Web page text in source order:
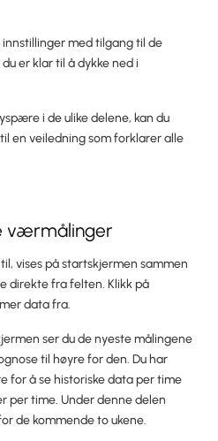
med tilgang til de
er klar til å dykke ned i
i de ulike delene, kan du
en veiledning som forklarer alle
værmålinger
vises på startskjermen sammen
direkte fra felten. Klikk på
data fra.
ser du de nyeste målingene
til høyre for den. Du har
for å se historiske data per time
per time. Under denne delen
de kommende to ukene.